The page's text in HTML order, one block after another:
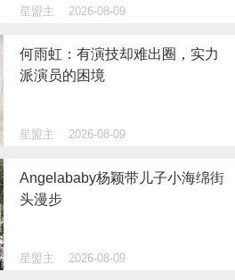
星盟主 2026-08-09
何雨虹：有演技却难出圈，实力
派演员的困境
星盟主 2026-08-09
Angelababy杨颖带儿子小海绵街
头漫步
星盟主 2026-08-09